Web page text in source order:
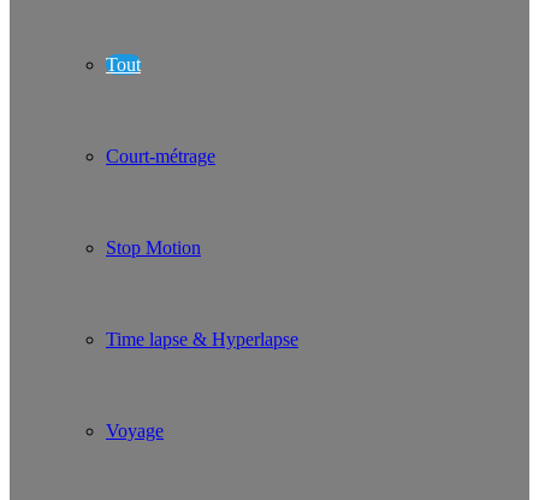
Tout
Court-métrage
Stop Motion
Time lapse & Hyperlapse
Voyage